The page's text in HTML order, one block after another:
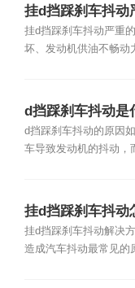
挂d挡踩刹车抖动
挂d挡踩刹车抖动严重
坏、发动机供油不畅动
d挡踩刹车抖动是
d挡踩刹车抖动的原因
车导致发动机的抖动，
挂d挡踩刹车抖动
挂d挡踩刹车抖动解决
造成汽车抖动最常见的